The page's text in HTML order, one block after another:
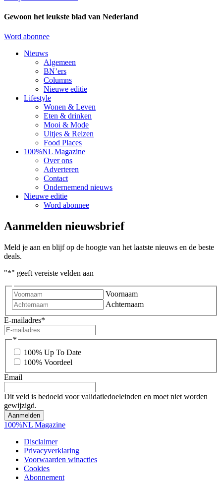
Gewoon het leukste blad van Nederland
Word abonnee
Nieuws
Algemeen
BN’ers
Columns
Nieuwe editie
Lifestyle
Wonen & Leven
Eten & drinken
Mooi & Mode
Uitjes & Reizen
Food Places
100%NL Magazine
Over ons
Adverteren
Contact
Ondernemend nieuws
Nieuwe editie
Word abonnee
Aanmelden nieuwsbrief
Meld je aan en blijf op de hoogte van het laatste nieuws en de beste
deals.
"*" geeft vereiste velden aan
Voornaam
Achternaam
E-mailadres*
*
100% Up To Date
100% Voordeel
Email
Dit veld is bedoeld voor validatiedoeleinden en moet niet worden
gewijzigd.
100%NL Magazine
Disclaimer
Privacyverklaring
Voorwaarden winacties
Cookies
Abonnement